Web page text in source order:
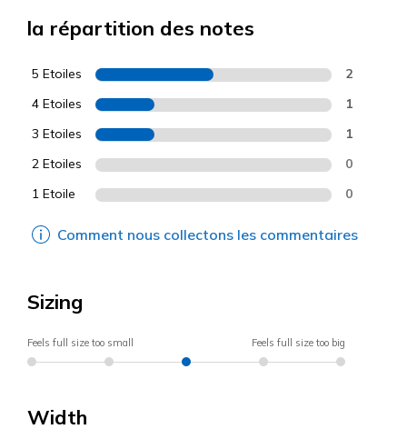
la répartition des notes
5 Etoiles 2
4 Etoiles 1
3 Etoiles 1
2 Etoiles 0
1 Etoile 0
Comment nous collectons les commentaires
Sizing
Feels full size too small Feels full size too big
Width